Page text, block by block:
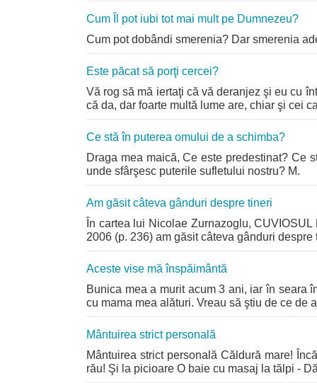
Cum Îl pot iubi tot mai mult pe Dumnezeu?
Cum pot dobândi smerenia? Dar smerenia
Este păcat să porţi cercei?
Vă rog să mă iertaţi că vă deranjez şi eu cu
că da, dar foarte multă lume are, chiar şi cei
Ce stă în puterea omului de a schimba?
Draga mea maică, Ce este predestinat? Ce
unde sfârşesc puterile sufletului nostru? M.
Am găsit câteva gânduri despre tineri
În cartea lui Nicolae Zurnazoglu,
2006 (p. 236) am găsit câteva gânduri
Aceste vise mă înspăimântă
Bunica mea a murit acum 3 ani, iar în seara
cu mama mea alături. Vreau să ştiu de ce de
Mântuirea strict personală
Mântuirea strict personală Căldură mare!
rău! Şi la picioare O baie cu masaj la tălpi -